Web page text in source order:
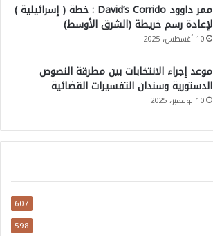
ممر داوود David’s Corrido : خطة ( إسرائيلية )
لإعادة رسم خريطة (الشرق الأوسط)
10 أغسطس، 2025
موعد إجراء الانتخابات بين مطرقة النصوص
الدستورية وسندان التفسيرات القضائية
10 نوفمبر، 2025
607
598